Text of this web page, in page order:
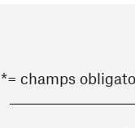
*= champs